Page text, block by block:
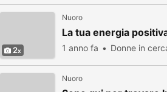
2
Nuoro
La tua energia
1 anno fa Donne in
Nuoro